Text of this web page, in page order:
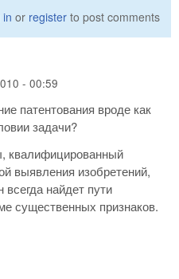
in or register to post comments
- 00:59
патентования вроде как
задачи?
квалифицированный
выявления изобретений,
всегда найдет пути
существенных признаков.